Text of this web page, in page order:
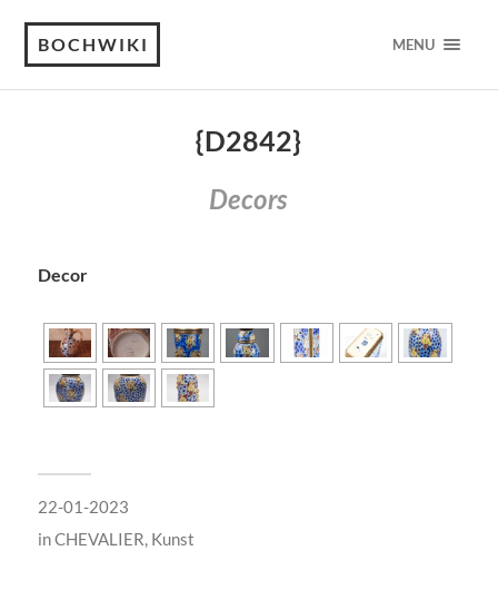
BOCHWIKI MENU
{D2842}
Decors
Decor
22-01-2023
inCHEVALIER, Kunst